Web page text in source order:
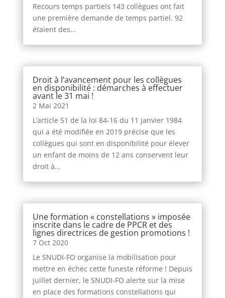
Recours temps partiels 143 collègues ont fait
une première demande de temps partiel. 92
étaient des...
Droit à l’avancement pour les collègues
en disponibilité : démarches à effectuer
avant le 31 mai !
2 Mai 2021
L’article 51 de la loi 84-16 du 11 janvier 1984
qui a été modifiée en 2019 précise que les
collègues qui sont en disponibilité pour élever
un enfant de moins de 12 ans conservent leur
droit à...
Une formation « constellations » imposée
inscrite dans le cadre de PPCR et des
lignes directrices de gestion promotions !
7 Oct 2020
Le SNUDI-FO organise la mobilisation pour
mettre en échec cette funeste réforme ! Depuis
juillet dernier, le SNUDI-FO alerte sur la mise
en place des formations constellations qui